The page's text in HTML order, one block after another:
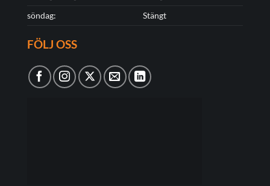
söndag:
Stängt
FÖLJ OSS